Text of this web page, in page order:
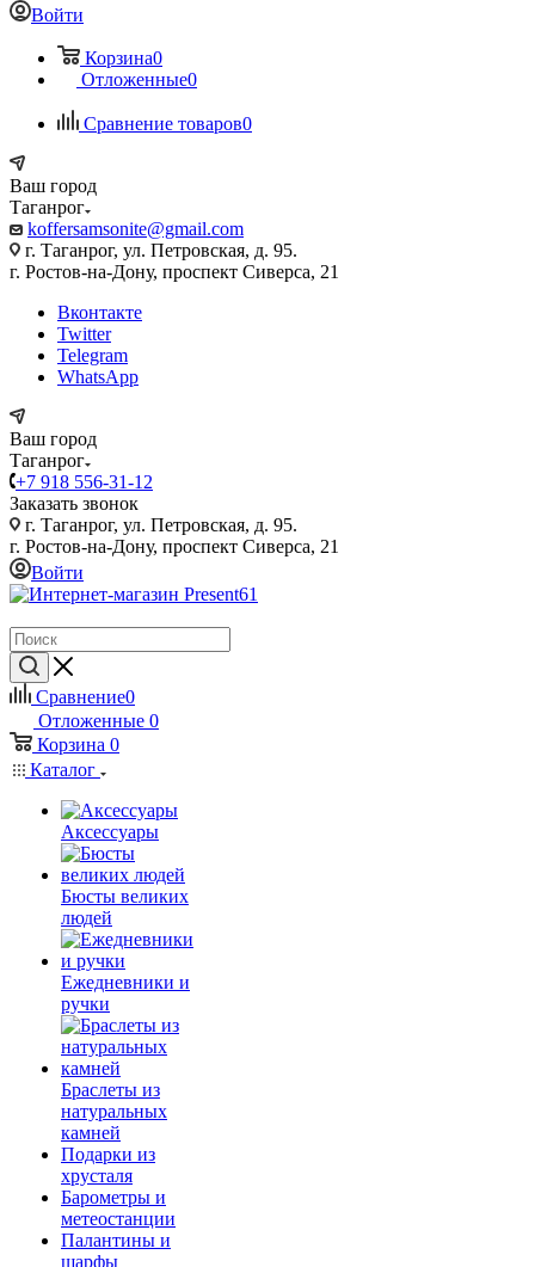
Войти
Корзина0
Отложенные0
Сравнение товаров0
Ваш город
Таганрог
koffersamsonite@gmail.com
г. Таганрог, ул. Петровская, д. 95.
г. Ростов-на-Дону, проспект Сиверса, 21
Вконтакте
Twitter
Telegram
WhatsApp
Ваш город
Таганрог
+7 918 556-31-12
Заказать звонок
г. Таганрог, ул. Петровская, д. 95.
г. Ростов-на-Дону, проспект Сиверса, 21
Войти
Сравнение0
Отложенные 0
Корзина 0
Каталог
Аксессуары
Бюсты великих
людей
Ежедневники и
ручки
Браслеты из
натуральных
камней
Подарки из
хрусталя
Барометры и
метеостанции
Палантины и
шарфы